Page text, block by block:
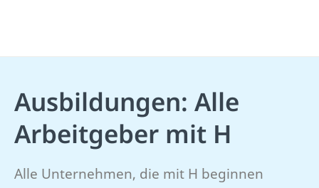
Ausbildungen: Alle
Arbeitgeber mit H
Alle Unternehmen, die mit H beginnen